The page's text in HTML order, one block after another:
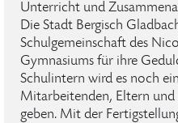
Unterricht und
Die Stadt Bergisch
Schulgemeinschaft des
Gymnasiums für ihre
Schulintern wird es noch
Mitarbeitenden, Eltern und
geben. Mit der